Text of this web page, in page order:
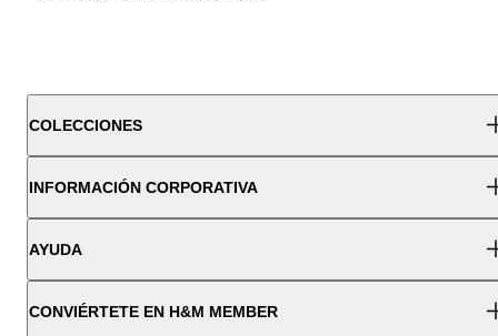
COLECCIONES
INFORMACIÓN CORPORATIVA
AYUDA
CONVIÉRTETE EN H&M MEMBER